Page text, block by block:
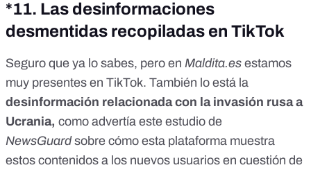
*11. Las desinformaciones
desmentidas recopiladas en TikTok
Seguro que ya lo sabes, pero en Maldita.es estamos
muy presentes en TikTok. También lo está la
desinformación relacionada con la invasión rusa a
Ucrania, como advertía este estudio de
NewsGuardsobre cómo esta plataforma muestra
estos contenidos a los nuevos usuarios en cuestión de